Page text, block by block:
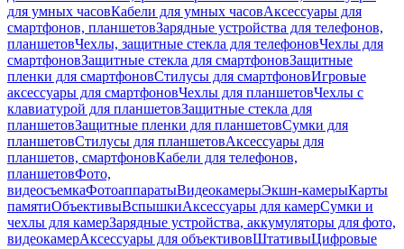
для умных часовКабели для умных часовАксессуары для
смартфонов, планшетовЗарядные устройства для телефонов,
планшетовЧехлы, защитные стекла для телефоновЧехлы для
смартфоновЗащитные стекла для смартфоновЗащитные
пленки для смартфоновСтилусы для смартфоновИгровые
аксессуары для смартфоновЧехлы для планшетовЧехлы с
клавиатурой для планшетовЗащитные стекла для
планшетовЗащитные пленки для планшетовСумки для
планшетовСтилусы для планшетовАксессуары для
планшетов, смартфоновКабели для телефонов,
планшетовФото,
видеосъемкаФотоаппаратыВидеокамерыЭкшн-камерыКарты
памятиОбъективыВспышкиАксессуары для камерСумки и
чехлы для камерЗарядные устройства, аккумуляторы для фото,
видеокамерАксессуары для объективовШтативыЦифровые